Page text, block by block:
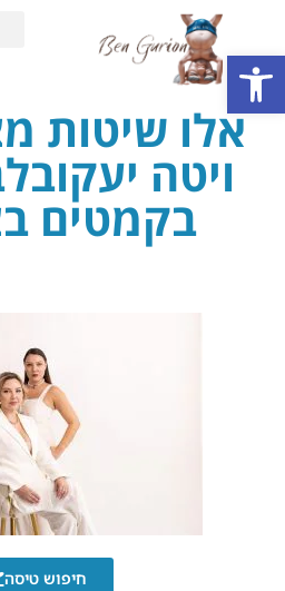
אלו שיטות
ויטה
בקמטים
חיפוש טיסה
פתח סרגל נגישות